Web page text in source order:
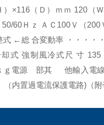
（Ｄ）ｍｍ 120（Ｗ
Ｈｚ ＡＣ100Ｖ（200
←総 合変動率 ・・・・
強制風冷式尺 寸 135
ｇ電源 部其 他輸入電
内置過電流保護電路)（附